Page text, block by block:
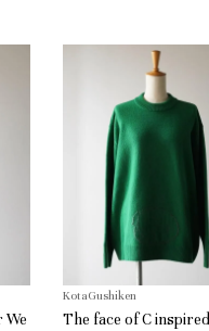
We
KotaGushiken
The face of C